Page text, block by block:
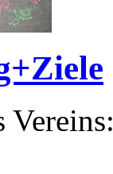
Vereins: